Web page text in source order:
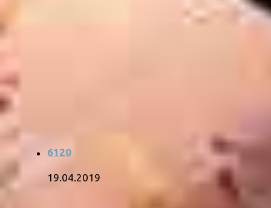
6120
19.04.2019